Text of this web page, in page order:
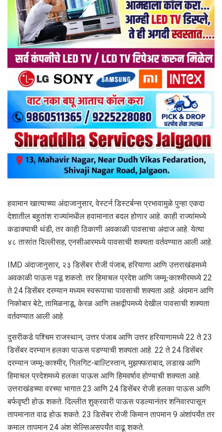
हवामान खात्याच्या अंदाजानुसार, वेस्टर्न डिस्टर्बन्स प्रभावामुळे पुन्हा एकदा
देशातील बहुतांश राज्यांमधील हवामानात बदल होणार आहे. काही राज्यांमध्ये
कडाक्याची थंडी, तर काही ठिकाणी अवकाळी पावसाचा अंदाज आहे. येत्या
४८ तासांत दिल्लीसह, एनसीआरमध्ये पावसाची शक्यता वर्तवण्यात आली आहे.
IMD अंदाजानुसार, २३ डिसेंबर रोजी पंजाब, हरियाणा आणि उत्तराखंडमध्ये
अवकाळी पाऊस पडू शकतो. तर हिमाचल प्रदेश आणि जम्मू-काश्मीरमध्ये 22
ते 24 डिसेंबर दरम्यान मध्यम स्वरूपाचा पावसाची शक्यता आहे. अंदमान आणि
निकोबार बेटे, तामिळनाडू, केरळ आणि लक्षद्वीपमध्ये देखील पावसाची शक्यता
वर्तवण्यात आली आहे.
दुसरीकडे पश्चिम राजस्थान, उत्तर पंजाब आणि उत्तर हरियाणामध्ये 22 ते 23
डिसेंबर दरम्यान हलका पाऊस पडण्याची शक्यता आहे. 22 ते 24 डिसेंबर
दरम्यान जम्मू-काश्मीर, गिलगिट-बाल्टिस्तान, मुझफ्फराबाद, लडाख आणि
हिमाचल प्रदेशमध्ये हलका पाऊस आणि हिमवर्षाव होण्याची शक्यता आहे.
उत्तराखंडच्या वरच्या भागात 23 आणि 24 डिसेंबर रोजी हलका पाऊस आणि
बर्फवृष्टी होऊ शकते. दिल्लीत शुक्रवारी पाऊस पडल्यानंतर शनिवारपासून
तापमानात वाढ होऊ शकते. 23 डिसेंबर रोजी किमान तापमान 9 अंशांपर्यंत तर
कमाल तापमान 24 अंश सेल्सिअसपर्यंत वाढू शकते.